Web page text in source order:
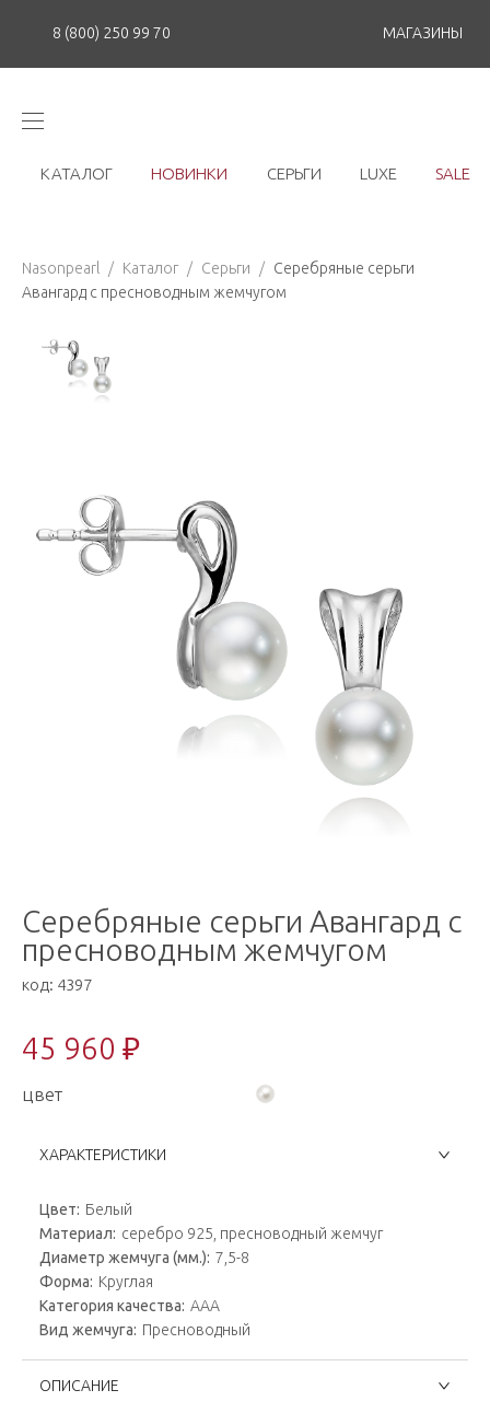
8 (800) 250 99 70 МАГАЗИНЫ
КАТАЛОГ НОВИНКИ СЕРЬГИ LUXE SALE
Nasonpearl / Каталог / Серьги / Серебряные серьги
Авангард с пресноводным жемчугом
Серебряные серьги Авангард с
пресноводным жемчугом
код: 4397
45 960 ₽
цвет
ХАРАКТЕРИСТИКИ
Цвет: Белый
Материал: серебро 925, пресноводный жемчуг
Диаметр жемчуга (мм.): 7,5-8
Форма: Круглая
Категория качества: AAA
Вид жемчуга: Пресноводный
ОПИСАНИЕ